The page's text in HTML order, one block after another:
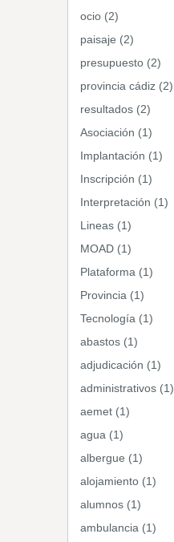
ocio (2)
paisaje (2)
presupuesto (2)
provincia cádiz (2)
resultados (2)
Asociación (1)
Implantación (1)
Inscripción (1)
Interpretación (1)
Lineas (1)
MOAD (1)
Plataforma (1)
Provincia (1)
Tecnología (1)
abastos (1)
adjudicación (1)
administrativos (1)
aemet (1)
agua (1)
albergue (1)
alojamiento (1)
alumnos (1)
ambulancia (1)